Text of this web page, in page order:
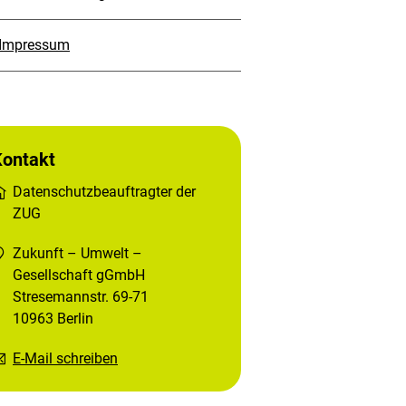
Impressum
Datenschutzbeauftragter der
ZUG
Zukunft – Umwelt –
Gesellschaft gGmbH
Stresemannstr. 69-71
10963 Berlin
E-Mail schreiben